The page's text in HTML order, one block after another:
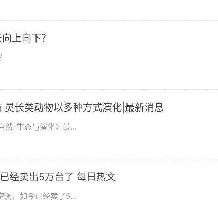
上向下？
长类动物以多种方式演化|最新消息
然-生态与演化》最...
经卖出5万台了 每日热文
调，如今已经卖了5...